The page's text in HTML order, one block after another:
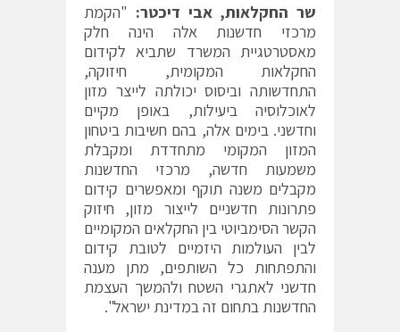
שר החקלאות, אבי דיכטר: "הקמת
מרכזי חדשנות אלה הינה חלק
מאסטרטגיית המשרד שתביא לקידום
החקלאות המקומית, חיזוקה,
התחדשותה וביסוס יכולתה לייצר מזון
לאוכלוסיה ביעילות, באופן מקיים
וחדשני. בימים אלה, בהם חשיבות ביטחון
המזון המקומי מתחדדת ומקבלת
משמעות חדשה, מרכזי החדשנות
מקבלים משנה תוקף ומאפשרים קידום
פתרונות חדשניים לייצור מזון, חיזוק
הקשר הסימביוטי בין החקלאים המקומיים
לבין העולמות היזמיים לטובת קידום
והתפתחות כל השותפים, מתן מענה
חדשני לאתגרי השטח ולהמשך העצמת
החדשנות בתחום זה במדינת ישראל".